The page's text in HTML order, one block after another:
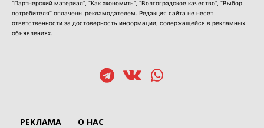
“Партнерский материал”, “Как экономить”, “Волгоградское качество”, “Выбор
потребителя” оплачены рекламодателем. Редакция сайта не несет
ответственности за достоверность информации, содержащейся в рекламных
объявлениях.
РЕКЛАМА О НАС